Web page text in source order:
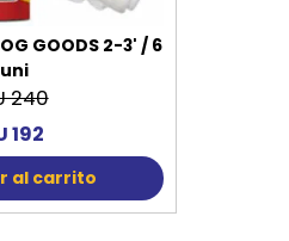
GOODS 2-3' / 6
uni
240
192
al carrito